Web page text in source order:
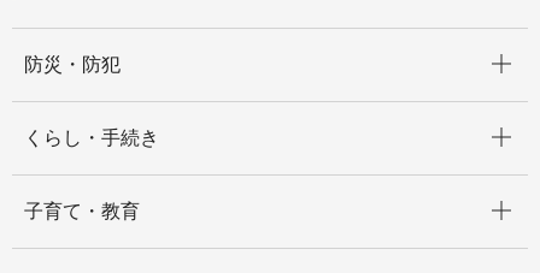
防災・防犯
くらし・手続き
子育て・教育